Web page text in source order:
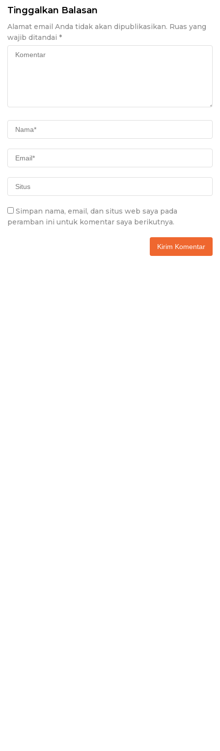
Tinggalkan Balasan
Alamat email Anda tidak akan dipublikasikan. Ruas yang
wajib ditandai *
Simpan nama, email, dan situs web saya pada
peramban ini untuk komentar saya berikutnya.